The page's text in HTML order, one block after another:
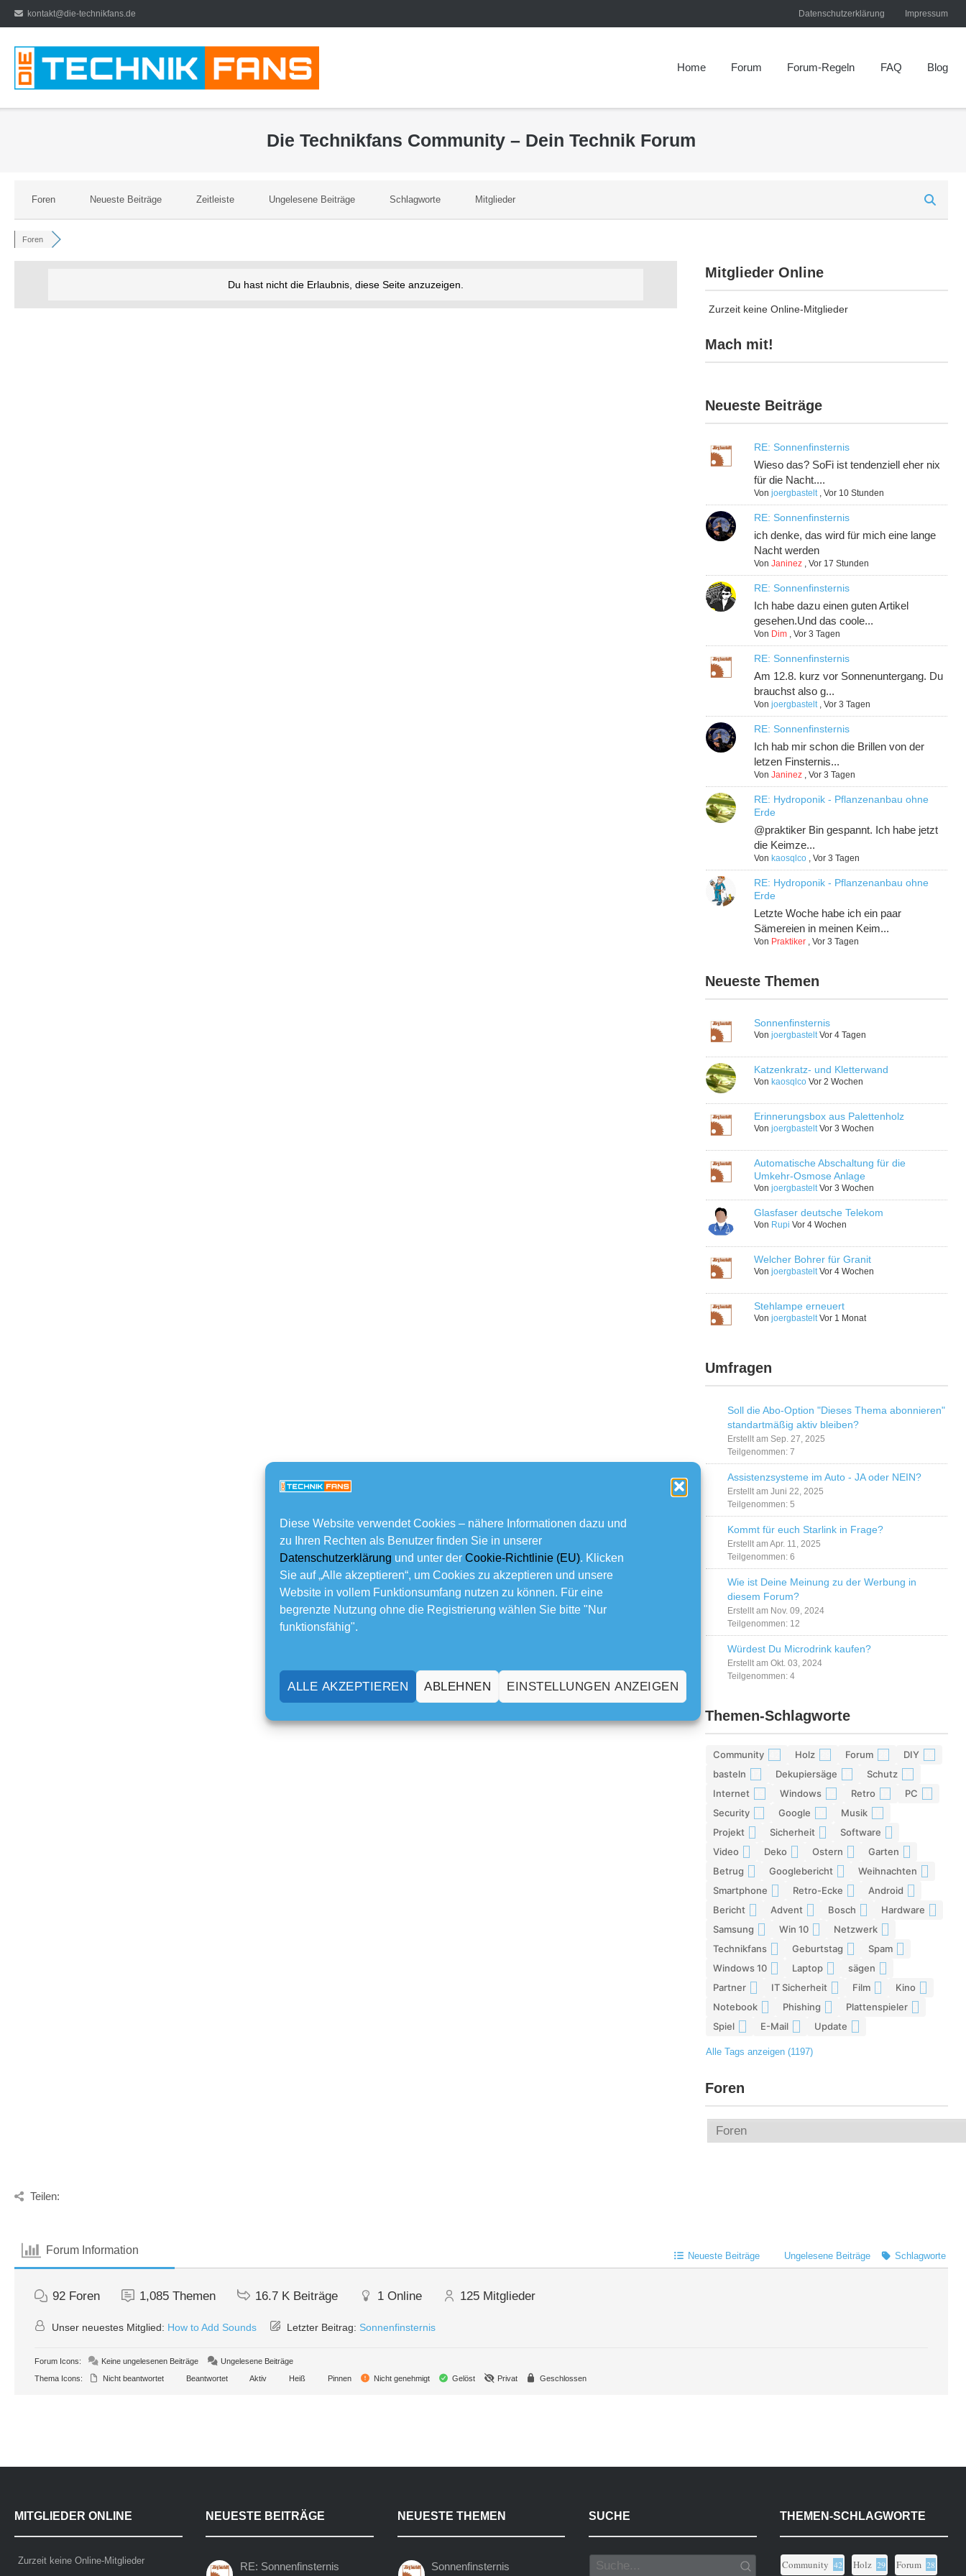
Diese Website verwendet Cookies – nähere Informationen dazu und
zu Ihren Rechten als Benutzer finden Sie in unserer
Datenschutzerklärung und unter der Cookie-Richtlinie (EU). Klicken
Sie auf „Alle akzeptieren“, um Cookies zu akzeptieren und unsere
Website in vollem Funktionsumfang nutzen zu können. Für eine
begrenzte Nutzung ohne die Registrierung wählen Sie bitte "Nur
funktionsfähig".
ALLE AKZEPTIEREN ABLEHNEN EINSTELLUNGEN ANZEIGEN
Direkt
zum
Inhalt
kontakt@die-technikfans.de Datenschutzerklärung Impressum
Home Forum Forum-Regeln FAQ Blog
Die Technikfans Community – Dein Technik Forum
Foren Neueste Beiträge Zeitleiste Ungelesene Beiträge Schlagworte Mitglieder
Foren
Du hast nicht die Erlaubnis, diese Seite anzuzeigen.
Mitglieder Online
Zurzeit keine Online-Mitglieder
Mach mit!
Neueste Beiträge
RE: Sonnenfinsternis
Wieso das? SoFi ist tendenziell eher nix
für die Nacht....
Vonjoergbastelt ,Vor 10 Stunden
RE: Sonnenfinsternis
ich denke, das wird für mich eine lange
Nacht werden
VonJaninez ,Vor 17 Stunden
RE: Sonnenfinsternis
Ich habe dazu einen guten Artikel
gesehen.Und das coole...
Von Dim ,Vor 3 Tagen
RE: Sonnenfinsternis
Am 12.8. kurz vor Sonnenuntergang. Du
brauchst also g...
Vonjoergbastelt ,Vor 3 Tagen
RE: Sonnenfinsternis
Ich hab mir schon die Brillen von der
letzen Finsternis...
VonJaninez ,Vor 3 Tagen
RE: Hydroponik - Pflanzenanbau ohne
Erde
@praktiker Bin gespannt. Ich habe jetzt
die Keimze...
Vonkaosqlco ,Vor 3 Tagen
RE: Hydroponik - Pflanzenanbau ohne
Erde
Letzte Woche habe ich ein paar
Sämereien in meinen Keim...
Von Praktiker ,Vor 3 Tagen
Neueste Themen
Sonnenfinsternis
Vonjoergbastelt Vor 4 Tagen
Katzenkratz- und Kletterwand
Vonkaosqlco Vor 2 Wochen
Erinnerungsbox aus Palettenholz
Vonjoergbastelt Vor 3 Wochen
Automatische Abschaltung für die
Umkehr-Osmose Anlage
Vonjoergbastelt Vor 3 Wochen
Glasfaser deutsche Telekom
Von Rupi Vor 4 Wochen
Welcher Bohrer für Granit
Vonjoergbastelt Vor 4 Wochen
Stehlampe erneuert
Vonjoergbastelt Vor 1 Monat
Umfragen
Soll die Abo-Option "Dieses Thema abonnieren"
standartmäßig aktiv bleiben?
Erstellt am Sep. 27, 2025
Teilgenommen: 7
Assistenzsysteme im Auto - JA oder NEIN?
Erstellt am Juni 22, 2025
Teilgenommen: 5
Kommt für euch Starlink in Frage?
Erstellt am Apr. 11, 2025
Teilgenommen: 6
Wie ist Deine Meinung zu der Werbung in
diesem Forum?
Erstellt am Nov. 09, 2024
Teilgenommen: 12
Würdest Du Microdrink kaufen?
Erstellt am Okt. 03, 2024
Teilgenommen: 4
Themen-Schlagworte
Community Holz Forum DIY
basteln Dekupiersäge Schutz
Internet Windows Retro PC
Security Google Musik
Projekt Sicherheit Software
Video Deko Ostern Garten
Betrug Googlebericht Weihnachten
Smartphone Retro-Ecke Android
Bericht Advent Bosch Hardware
Samsung Win 10 Netzwerk
Technikfans Geburtstag Spam
Windows 10 Laptop sägen
Partner IT Sicherheit Film Kino
Notebook Phishing Plattenspieler
Spiel E-Mail Update
Alle Tags anzeigen (1197)
Foren
Teilen:
Forum Information Neueste Beiträge Ungelesene Beiträge Schlagworte
92 Foren 1,085 Themen 16.7 K Beiträge 1 Online 125 Mitglieder
Unser neuestes Mitglied: How to Add Sounds Letzter Beitrag: Sonnenfinsternis
Forum Icons: Keine ungelesenen Beiträge
Ungelesene Beiträge
Thema Icons:
Nicht beantwortet Beantwortet Aktiv Heiß Pinnen Nicht genehmigt Gelöst Privat Geschlossen
MITGLIEDER ONLINE
Zurzeit keine Online-Mitglieder
NEUESTE BEITRÄGE
RE: Sonnenfinsternis
NEUESTE THEMEN
Sonnenfinsternis
SUCHE THEMEN-SCHLAGWORTE
Community 42 Holz 29 Forum 28